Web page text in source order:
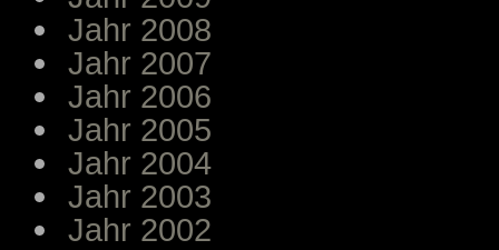
Jahr 2008
Jahr 2007
Jahr 2006
Jahr 2005
Jahr 2004
Jahr 2003
Jahr 2002